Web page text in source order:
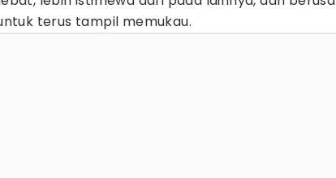
terus tampil memukau.